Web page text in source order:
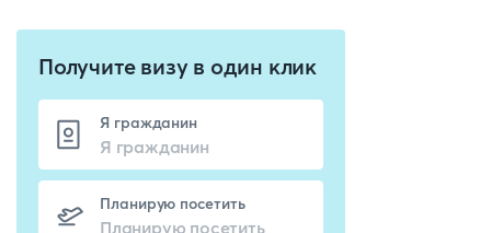
Получите визу в один клик
Я гражданин
Планирую посетить